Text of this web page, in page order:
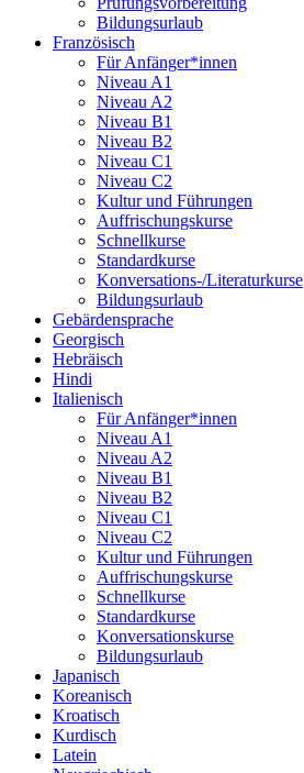
Bildungsurlaub
Französisch
Für Anfänger*innen
Niveau A1
Niveau A2
Niveau B1
Niveau B2
Niveau C1
Niveau C2
Kultur und Führungen
Auffrischungskurse
Schnellkurse
Standardkurse
Konversations-/Literaturkurse
Bildungsurlaub
Gebärdensprache
Georgisch
Hebräisch
Hindi
Italienisch
Für Anfänger*innen
Niveau A1
Niveau A2
Niveau B1
Niveau B2
Niveau C1
Niveau C2
Kultur und Führungen
Auffrischungskurse
Schnellkurse
Standardkurse
Konversationskurse
Bildungsurlaub
Japanisch
Koreanisch
Kroatisch
Kurdisch
Latein